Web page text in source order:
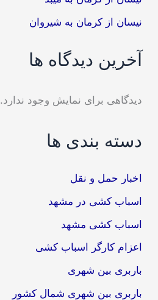
نیسان از کرمان به شیروان
آخرین دیدگاه ها
دیدگاهی برای نمایش وجود ندارد.
دسته بندی ها
اخبار حمل و نقل
اسباب کشی در مشهد
اسباب کشی مشهد
اعزام کارگر اسباب کشی
باربری بین شهری
باربری بین شهری شمال کشور